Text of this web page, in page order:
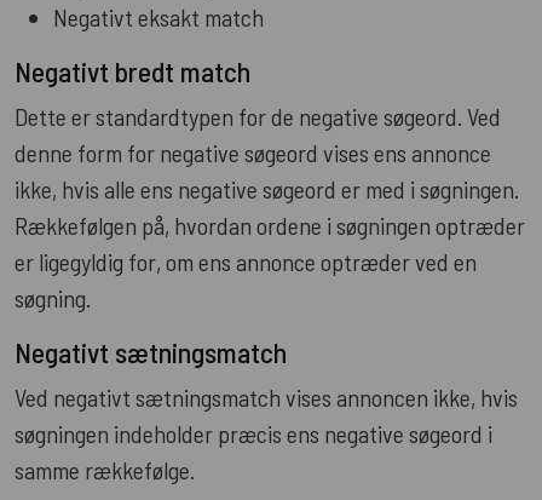
Negativt eksakt match
Negativt bredt match
Dette er standardtypen for de negative søgeord. Ved
denne form for negative søgeord vises ens annonce
ikke, hvis alle ens negative søgeord er med i søgningen.
Rækkefølgen på, hvordan ordene i søgningen optræder
er ligegyldig for, om ens annonce optræder ved en
søgning.
Negativt sætningsmatch
Ved negativt sætningsmatch vises annoncen ikke, hvis
søgningen indeholder præcis ens negative søgeord i
samme rækkefølge.